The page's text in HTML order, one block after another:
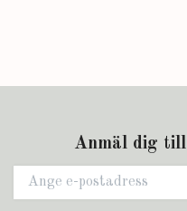
Anmäl dig